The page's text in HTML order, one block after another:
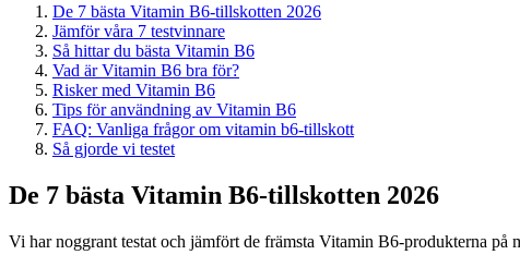
De 7 bästa Vitamin B6-tillskotten 2026
Jämför våra 7 testvinnare
Så hittar du bästa Vitamin B6
Vad är Vitamin B6 bra för?
Risker med Vitamin B6
Tips för användning av Vitamin B6
FAQ: Vanliga frågor om vitamin b6-tillskott
Så gjorde vi testet
De 7 bästa Vitamin B6-tillskotten 2026
Vi har noggrant testat och jämfört de främsta Vitamin B6-produkterna